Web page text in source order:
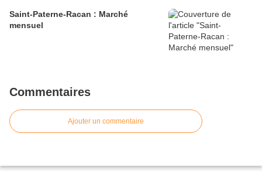
Saint-Paterne-Racan : Marché
mensuel
Commentaires
Ajouter un commentaire